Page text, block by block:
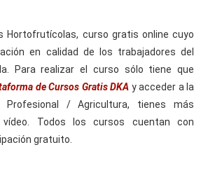
Hortofrutícolas, curso gratis online cuyo
en calidad de los trabajadores del
Para realizar el curso sólo tiene que
de Cursos Gratis DKA y acceder a la
Profesional / Agricultura, tienes más
Todos los cursos cuentan con
gratuito.